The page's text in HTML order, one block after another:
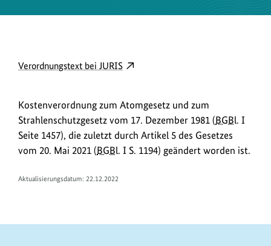
D
w
n
l
o
d
/
Verordnungstext bei JURISexterner
in
neuem
Fenster:
Verordnungstext
Kostenverordnung zum Atomgesetz und zum
Strahlenschutzgesetz vom 17. Dezember 1981 (BGBl. I
Seite 1457), die zuletzt durch Artikel 5 des Gesetzes
vom 20. Mai 2021 (BGBl. I S. 1194) geändert worden ist.
Aktualisierungsdatum: 22.12.2022